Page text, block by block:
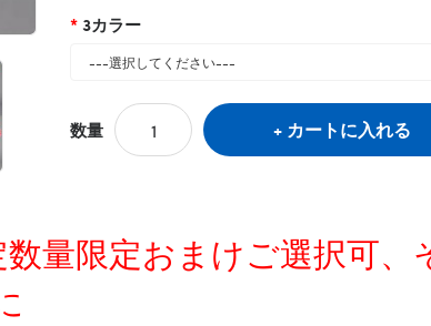
3カラー
数量 カートに入れる
量限定おまけご選択可